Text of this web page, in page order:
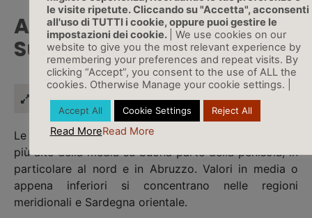
Anomalie LST (Land
Surface Temperature)
Cos'è lA LST
Le temperature superficiali di Marzo sono risultate
più alte della media su buona parte della penisola, in
particolare al nord e in Abruzzo. Valori in media o
appena inferiori si concentrano nelle regioni
meridionali e Sardegna orientale.
le visite ripetute. Cliccando su "Accetta", acconsenti
all'uso di TUTTI i cookie, oppure puoi gestire le
impostazioni dei cookie.
| We use cookies on our
website to give you the most relevant experience by
remembering your preferences and repeat visits. By
clicking “Accept”, you consent to the use of ALL the
cookies. Otherwise Manage your cookie settings. |
Accept All Cookie Settings Reject All
Read MoreRead More